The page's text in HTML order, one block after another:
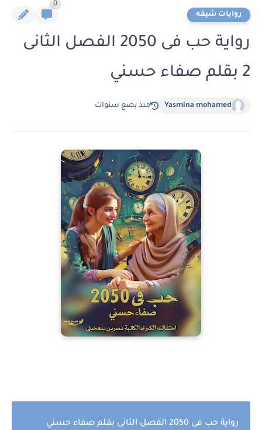
روايات شيقه
0
رواية حب فى 2050 الفصل الثانى
2 بقلم صفاء حسني
Yasmina mohamed منذ بضع سنوات
رواية حب فى 2050 الفصل الثانى بقلم صفاء حسني